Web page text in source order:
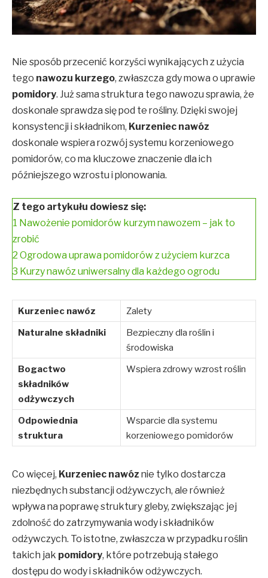
Nie sposób przecenić korzyści wynikających z użycia
tego nawozu kurzego, zwłaszcza gdy mowa o uprawie
pomidory. Już sama struktura tego nawozu sprawia, że
doskonale sprawdza się pod te rośliny. Dzięki swojej
konsystencji i składnikom, Kurzeniec nawóz
doskonale wspiera rozwój systemu korzeniowego
pomidorów, co ma kluczowe znaczenie dla ich
późniejszego wzrostu i plonowania.
Z tego artykułu dowiesz się:
1 Nawożenie pomidorów kurzym nawozem – jak to
zrobić
2 Ogrodowa uprawa pomidorów z użyciem kurzca
3 Kurzy nawóz uniwersalny dla każdego ogrodu
Kurzeniec nawóz
Zalety
Naturalne składniki
Bezpieczny dla roślin i
środowiska
Bogactwo
składników
odżywczych
Wspiera zdrowy wzrost roślin
Odpowiednia
struktura
Wsparcie dla systemu
korzeniowego pomidorów
Co więcej, Kurzeniec nawóz nie tylko dostarcza
niezbędnych substancji odżywczych, ale również
wpływa na poprawę struktury gleby, zwiększając jej
zdolność do zatrzymywania wody i składników
odżywczych. To istotne, zwłaszcza w przypadku roślin
takich jak pomidory, które potrzebują stałego
dostępu do wody i składników odżywczych.